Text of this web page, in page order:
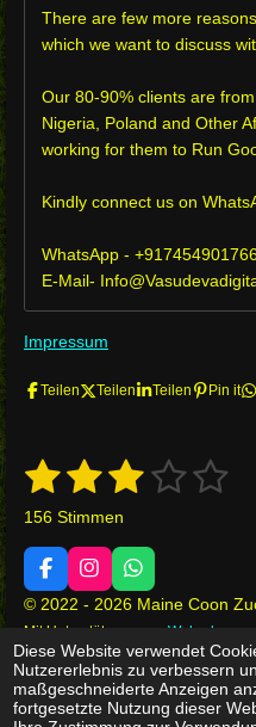
Diese Website verwendet
Nutzererlebnis zu verbessern
maßgeschneiderte Anzeigen
fortgesetzte Nutzung dieser
There are few more
which we want to discuss
Our 80-90% clients are
Nigeria, Poland and Other
working for them to Run
Kindly connect us on
WhatsApp -
E-Mail-
Impressum
Teilen Teilen Teilen Pin it
B
e
w
e
t
u
n
g
:
1
S
t
e
r
n
2
S
t
e
r
n
e
3
S
t
e
n
e
4
t
e
n
e
5
e
r
n
e
B
n
b
s
e
n
156 Stimmen
F
a
c
e
b
o
o
k
I
n
s
t
a
g
r
a
W
h
a
s
A
p
p
© 2022 - 2026 Maine Coon
Mit Unterstützung von Webador